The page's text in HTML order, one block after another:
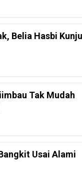
Belia Hasbi
Tak Mudah
Usai Alami